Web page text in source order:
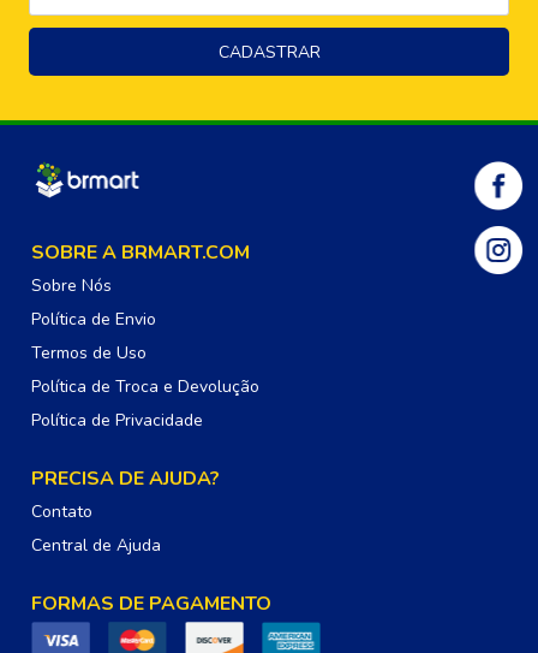
SOBRE A BRMART.COM
Sobre Nós
Política de Envio
Termos de Uso
Política de Troca e Devolução
Política de Privacidade
PRECISA DE AJUDA?
Contato
Central de Ajuda
FORMAS DE PAGAMENTO